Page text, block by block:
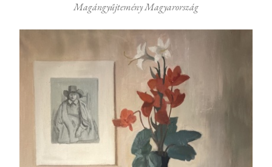
Magángyűjtemény Magyarország